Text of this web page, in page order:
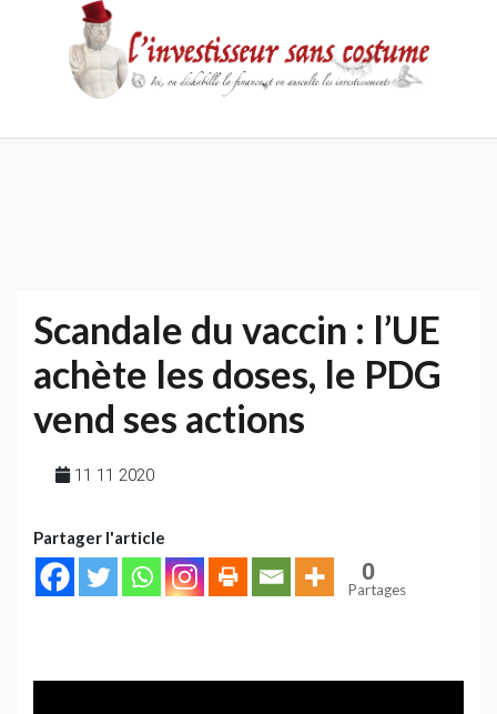
confidentialité
Scandale du vaccin : l’UE
achète les doses, le PDG
vend ses actions
11 11 2020
Partager l'article
0
Partages